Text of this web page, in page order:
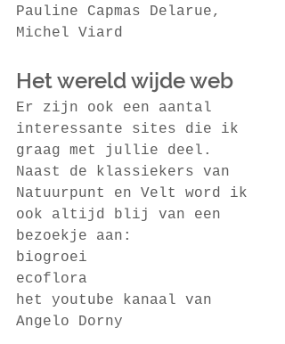
Pauline Capmas Delarue,
Michel Viard
Het wereld wijde web
Er zijn ook een aantal
interessante sites die ik
graag met jullie deel.
Naast de klassiekers van
Natuurpunt en Velt word ik
ook altijd blij van een
bezoekje aan:
biogroei
ecoflora
het youtube kanaal van
Angelo Dorny